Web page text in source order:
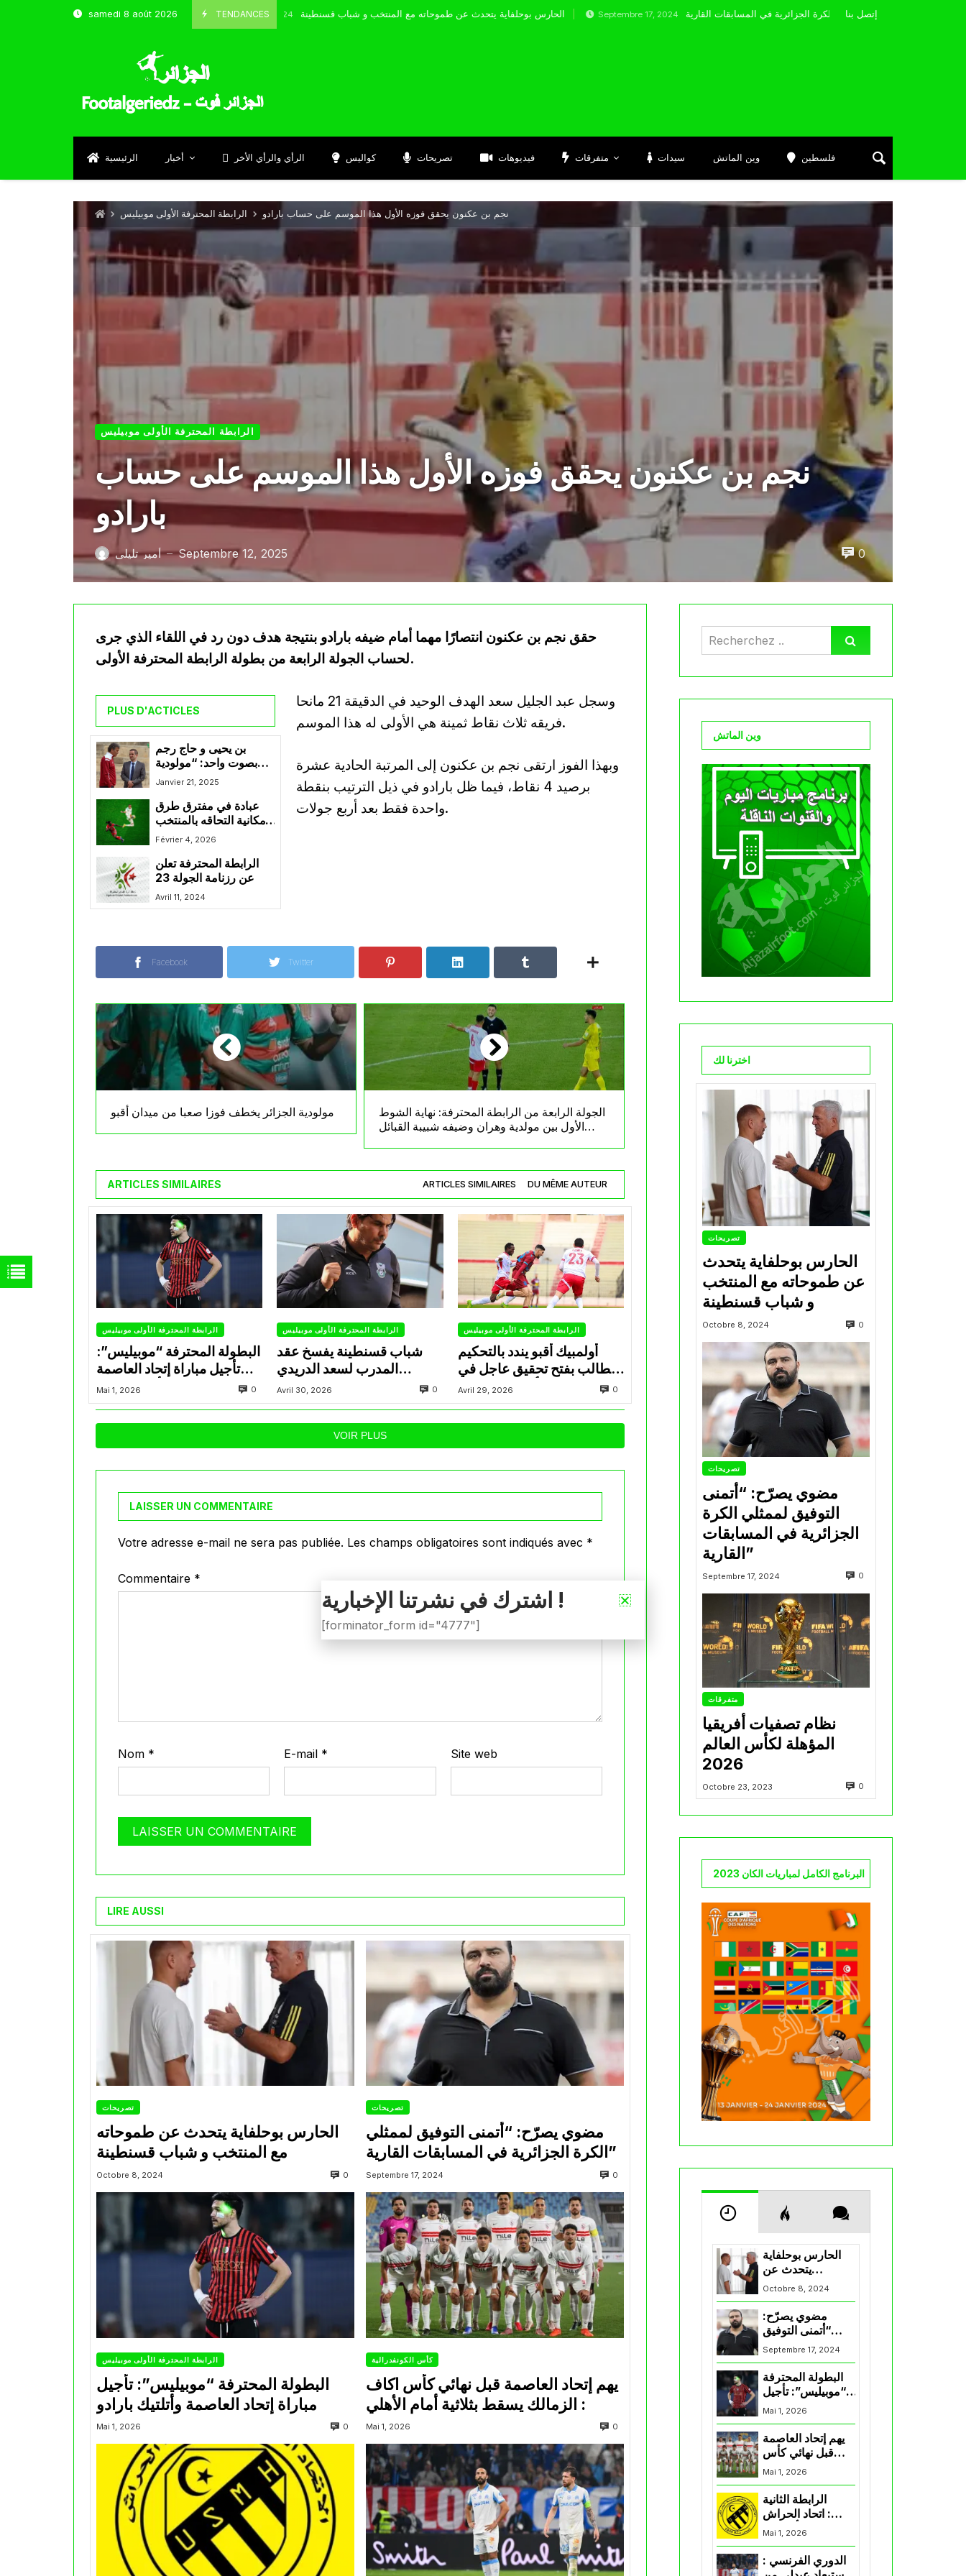
samedi 8 août 2026 TENDANCES
Octobre 8, 2024 الحارس بوحلفاية يتحدث عن طموحاته مع المنتخب و شباب قسنطينة Septembre 17, 2024 إتصل بنا
الرئيسية أخبار الرأي والرأي الأخر كواليس تصريحات فيديوهات متفرقات سيدات وين الماتش فلسطين
الرابطة المحترفة الأولى موبيليس نجم بن عكنون يحقق فوزه الأول هذا الموسم على حساب بارادو
الرابطة المحترفة الأولى موبيليس
نجم بن عكنون يحقق فوزه الأول هذا الموسم على حساب
بارادو
أمير تليلي — Septembre 12, 2025 0
حقق نجم بن عكنون انتصارًا مهما أمام ضيفه بارادو بنتيجة هدف دون رد في اللقاء الذي جرى
لحساب الجولة الرابعة من بطولة الرابطة المحترفة الأولى.
PLUS D'ACTICLES
بن يحيى و حاج رجم
بصوت واحد: “مولودية
الجزائر على الطريق
Janvier 21, 2025
عبادة في مفترق طرق
وإمكانية التحاقه بالمنتخب
تتقلص
Février 4, 2026
الرابطة المحترفة تعلن
عن رزنامة الجولة 23
Avril 11, 2024
وسجل عبد الجليل سعد الهدف الوحيد في الدقيقة 21 مانحا
فريقه ثلاث نقاط ثمينة هي الأولى له هذا الموسم.
وبهذا الفوز ارتقى نجم بن عكنون إلى المرتبة الحادية عشرة
برصيد 4 نقاط، فيما ظل بارادو في ذيل الترتيب بنقطة
واحدة فقط بعد أربع جولات.
Facebook Twitter
مولودية الجزائر يخطف فوزا صعبا من ميدان أقبو
الجولة الرابعة من الرابطة المحترفة: نهاية الشوط
الأول بين مولدية وهران وضيفه شبيبة القبائل
ARTICLES SIMILAIRES ARTICLES SIMILAIRES DU MÊME AUTEUR
الرابطة المحترفة الأولى موبيليس
البطولة المحترفة “موبيليس”:
تأجيل مباراة إتحاد العاصمة
وأتلتيك بارادو
Mai 1, 2026 0
الرابطة المحترفة الأولى موبيليس
شباب قسنطينة يفسخ عقد
المدرب لسعد الدريدي
بالتراضي
Avril 30, 2026 0
الرابطة المحترفة الأولى موبيليس
أولمبيك أقبو يندد بالتحكيم
ويطالب بفتح تحقيق عاجل في
تجاوزات أثّرت على نتائج
الفريق
Avril 29, 2026 0
VOIR PLUS
LAISSER UN COMMENTAIRE
Votre adresse e-mail ne sera pas publiée. Les champs obligatoires sont indiqués avec *
Commentaire *
Nom * E-mail * Site web
LIRE AUSSI
تصريحات
الحارس بوحلفاية يتحدث عن طموحاته
مع المنتخب و شباب قسنطينة
Octobre 8, 2024 0
تصريحات
مضوي يصرّح: “أتمنى التوفيق لممثلي
الكرة الجزائرية في المسابقات القارية”
Septembre 17, 2024 0
الرابطة المحترفة الأولى موبيليس
البطولة المحترفة “موبيليس”: تأجيل
مباراة إتحاد العاصمة وأتلتيك بارادو
Mai 1, 2026 0
كأس الكونفدرالية
يهم إتحاد العاصمة قبل نهائي كأس اكاف
Mai 1, 2026 0
وين الماتش
اخترنا لك
تصريحات
الحارس بوحلفاية يتحدث
عن طموحاته مع المنتخب
و شباب قسنطينة
Octobre 8, 2024 0
تصريحات
مضوي يصرّح: “أتمنى
التوفيق لممثلي الكرة
الجزائرية في المسابقات
القارية”
Septembre 17, 2024 0
متفرقات
نظام تصفيات أفريقيا
المؤهلة لكأس العالم
2026
Octobre 23, 2023 0
البرنامج الكامل لمباريات الكان 2023
الحارس بوحلفاية
يتحدث عن
طموحاته مع
المنتخب و شباب
قسنطينة
Octobre 8, 2024
مضوي يصرّح:
“أتمنى التوفيق
لممثلي الكرة
الجزائرية في
Septembre 17, 2024
البطولة المحترفة
“موبيليس”: تأجيل
مباراة إتحاد
العاصمة وأتلتيك
بارادو
Mai 1, 2026
يهم إتحاد العاصمة
قبل نهائي كأس
اكاف : الزمالك
يسقط بثلاثية أمام
Mai 1, 2026
الرابطة الثانية
: اتحاد الحراش
يحسم التأهل إلى
“البلاي أوف”
Mai 1, 2026
الدوري الفرنسي :
اشترك في نشرتنا الإخبارية !
[forminator_form id="4777"]